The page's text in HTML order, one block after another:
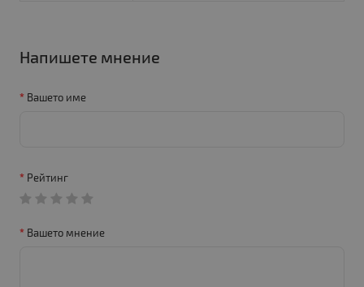
Напишете мнение
Вашето име
Рейтинг
Вашето мнение